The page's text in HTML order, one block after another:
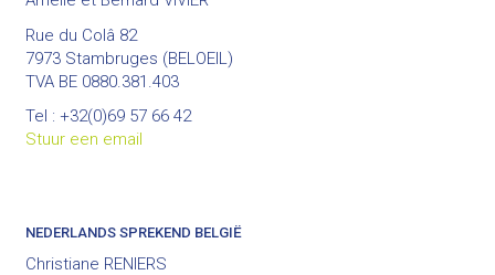
Rue du Colâ 82
7973 Stambruges (BELOEIL)
TVA BE 0880.381.403
Tel : +32(0)69 57 66 42
Stuur een email
NEDERLANDS SPREKEND BELGIË
Christiane RENIERS